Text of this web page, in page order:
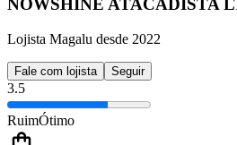
NOWSHINE ATACADISTA
Lojista Magalu desde 2022
Fale com lojista Seguir
3.5
RuimÓtimo